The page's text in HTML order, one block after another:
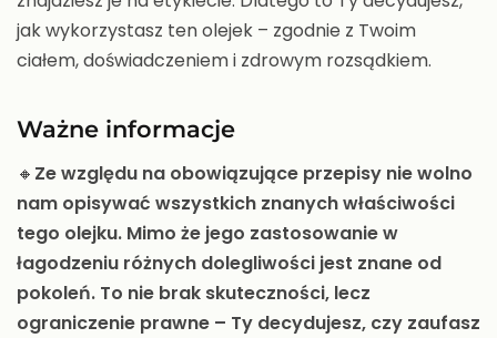
jak wykorzystasz ten olejek – zgodnie z Twoim
ciałem, doświadczeniem i zdrowym rozsądkiem.
Ważne informacje
🔸 Ze względu na obowiązujące przepisy nie wolno
nam opisywać wszystkich znanych właściwości
tego olejku. Mimo że jego zastosowanie w
łagodzeniu różnych dolegliwości jest znane od
pokoleń. To nie brak skuteczności, lecz
ograniczenie prawne – Ty decydujesz, czy zaufasz